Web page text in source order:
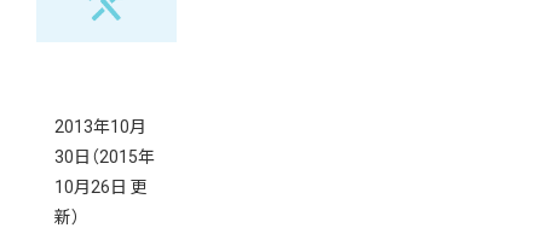
2013年10月
30日 （2015年
10月26日 更
新）